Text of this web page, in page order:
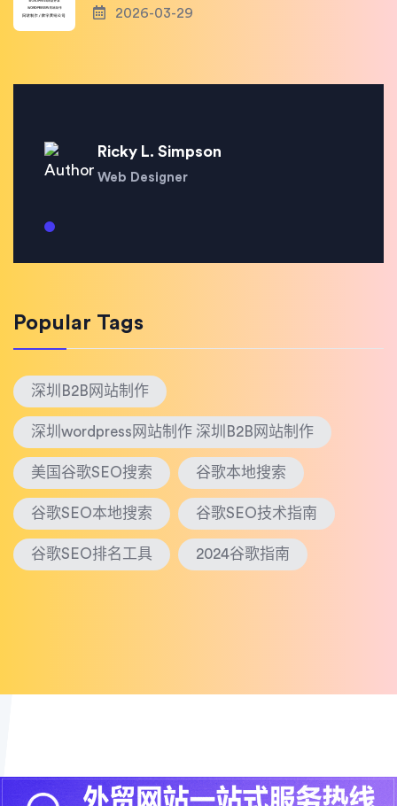
2026-03-29
Ricky L. Simpson
Web Designer
Popular Tags
深圳B2B网站制作
深圳wordpress网站制作 深圳B2B网站制作
美国谷歌SEO搜索 谷歌本地搜索
谷歌SEO本地搜索 谷歌SEO技术指南
谷歌SEO排名工具 2024谷歌指南